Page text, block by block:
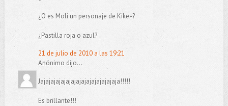
¿O es Moli un personaje de Kike.-?
¿Pastilla roja o azul?
21 de julio de 2010 a las 19:21
Anónimo dijo...
Jajajajajajajajajajajajajajajaja!!!!!
Es brillante!!!